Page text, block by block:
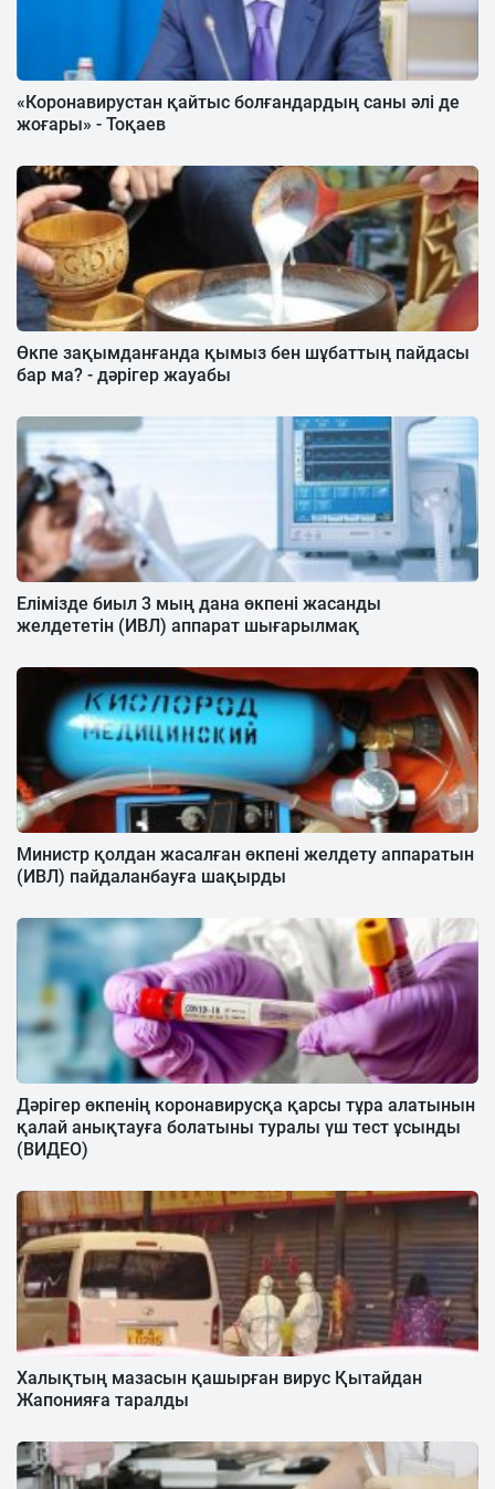
«Коронавирустан қайтыс болғандардың саны әлі де
жоғары» - Тоқаев
Өкпе зақымданғанда қымыз бен шұбаттың пайдасы
бар ма? - дәрігер жауабы
Елімізде биыл 3 мың дана өкпені жасанды
желдететін (ИВЛ) аппарат шығарылмақ
Министр қолдан жасалған өкпені желдету аппаратын
(ИВЛ) пайдаланбауға шақырды
Дәрігер өкпенің коронавирусқа қарсы тұра алатынын
қалай анықтауға болатыны туралы үш тест ұсынды
(ВИДЕО)
Халықтың мазасын қашырған вирус Қытайдан
Жапонияға таралды